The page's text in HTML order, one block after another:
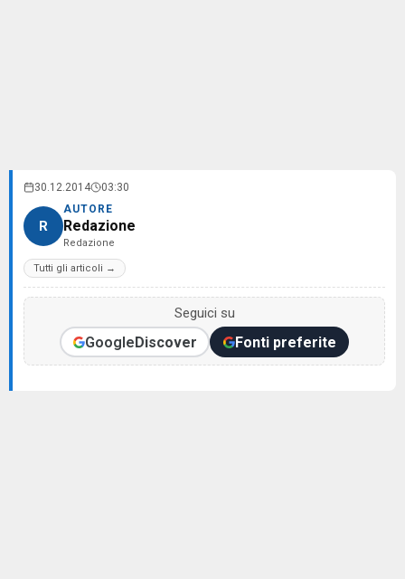
30.12.2014 03:30
R
AUTORE
Redazione
Redazione
Tutti gli articoli →
Seguici su
GoogleDiscover Fonti preferite